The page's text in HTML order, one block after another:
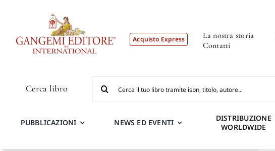
Acquisto Express
La nostra storia
Contatti
Cerca libro
per:
PUBBLICAZIONI NEWS ED EVENTI
DISTRIBUZIONE
WORLDWIDE